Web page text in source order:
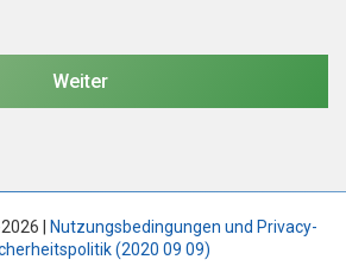
|
Nutzungsbedingungen und Privacy-
(2020 09 09)